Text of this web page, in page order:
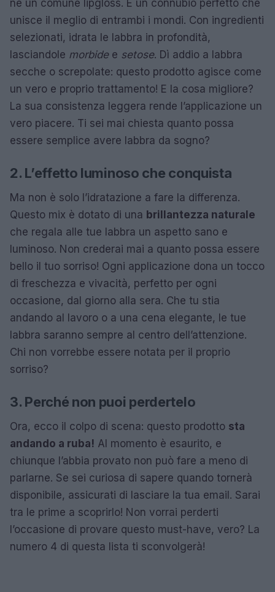
né un comune lipgloss. È un connubio perfetto che
unisce il meglio di entrambi i mondi. Con ingredienti
selezionati, idrata le labbra in profondità,
lasciandole morbidee setose. Dì addio a labbra
secche o screpolate: questo prodotto agisce come
un vero e proprio trattamento! E la cosa migliore?
La sua consistenza leggera rende l’applicazione un
vero piacere. Ti sei mai chiesta quanto possa
essere semplice avere labbra da sogno?
2. L’effetto luminoso che conquista
Ma non è solo l’idratazione a fare la differenza.
Questo mix è dotato di una brillantezza naturale
che regala alle tue labbra un aspetto sano e
luminoso. Non crederai mai a quanto possa essere
bello il tuo sorriso! Ogni applicazione dona un tocco
di freschezza e vivacità, perfetto per ogni
occasione, dal giorno alla sera. Che tu stia
andando al lavoro o a una cena elegante, le tue
labbra saranno sempre al centro dell’attenzione.
Chi non vorrebbe essere notata per il proprio
sorriso?
3. Perché non puoi perdertelo
Ora, ecco il colpo di scena: questo prodotto sta
andando a ruba! Al momento è esaurito, e
chiunque l’abbia provato non può fare a meno di
parlarne. Se sei curiosa di sapere quando tornerà
disponibile, assicurati di lasciare la tua email. Sarai
tra le prime a scoprirlo! Non vorrai perderti
l’occasione di provare questo must-have, vero? La
numero 4 di questa lista ti sconvolgerà!